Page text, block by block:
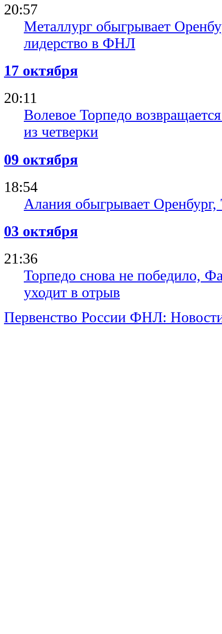
20:57
Металлург обыгрывает
лидерство в ФНЛ
17 октября
20:11
Волевое Торпедо
из четверки
09 октября
18:54
Алания обыгрывает
03 октября
21:36
Торпедо снова не победило,
уходит в отрыв
Первенство России ФНЛ: